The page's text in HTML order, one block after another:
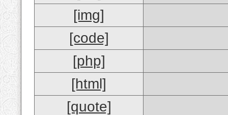
[img]
[code]
[php]
[html]
[quote]